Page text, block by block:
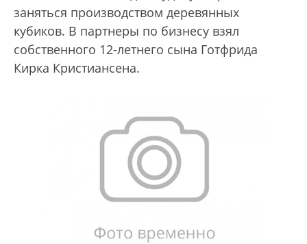
заняться производством деревянных
кубиков. В партнеры по бизнесу взял
собственного 12-летнего сына Готфрида
Кирка Кристиансена.